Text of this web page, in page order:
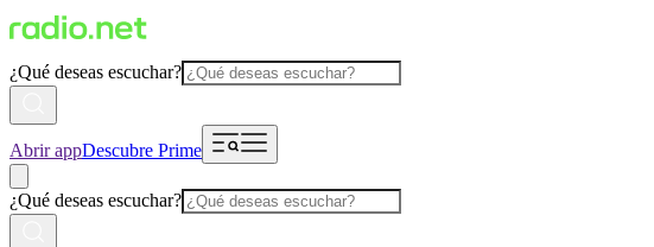
¿Qué deseas escuchar?
Abrir appDescubre Prime
¿Qué deseas escuchar?